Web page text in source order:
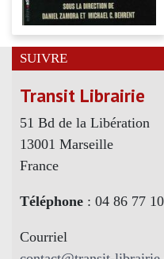
SUIVRE
Transit Librairie
51 Bd de la Libération
13001 Marseille
France
Téléphone : 04 86 77
Courriel